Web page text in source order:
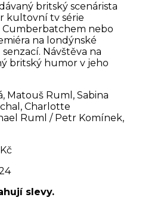
britský scenárista
kultovní tv série
nebo
na londýnské
Návštěva na
britský humor v jeho
Matouš Ruml, Sabina
Charlotte
Ruml / Petr Komínek,
slevy.